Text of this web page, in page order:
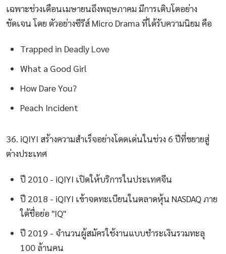
เฉพาะช่วงเดือนเมษายนถึงพฤษภาคม มีการเติบโตอย่าง
ชัดเจน โดย ตัวอย่างซีรีส์ Micro Drama ที่ได้รับความนิยม คือ
Trapped in Deadly Love
What a Good Girl
How Dare You?
Peach Incident
36. iQIYI สร้างความสำเร็จอย่างโดดเด่นในช่วง 6 ปีที่ขยายสู่
ต่างประเทศ
ปี 2010 - iQIYI เปิดให้บริการในประเทศจีน
ปี 2018 - iQIYI เข้าจดทะเบียนในตลาดหุ้น NASDAQ ภาย
ใต้ชื่อย่อ "IQ"
ปี 2019 - จำนวนผู้สมัครใช้งานแบบชำระเงินรวมทะลุ
100 ล้านคน